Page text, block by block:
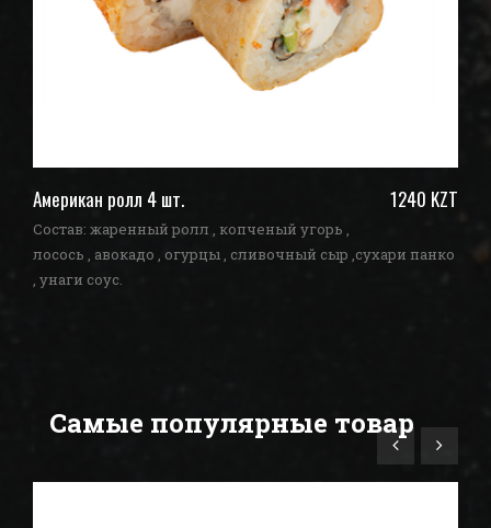
Американ ролл 4 шт. 1240 KZT
Состав: жаренный ролл , копченый угорь ,
лосось , авокадо , огурцы , сливочный сыр ,сухари панко
, унаги соус.
Самые популярные товар